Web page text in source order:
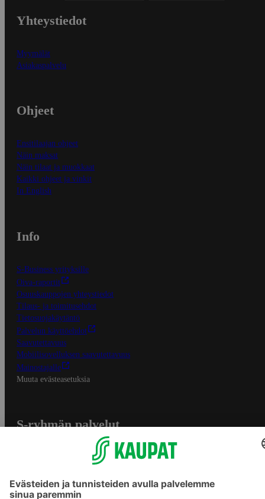
Yhteystiedot
Myymälät
Asiakaspalvelu
Ohjeet
Ensitilaajan ohjeet
Näin maksat
Näin tilaat ja muokkaat
Kaikki ohjeet ja vinkit
In English
Info
S-Business yrityksille
Oiva-raportit
Osuuskauppojen yhteystiedot
Tilaus- ja toimitusehdot
Tietosuojakäytäntö
Palvelun käyttöehdot
Saavutettavuus
Mobiilisovelluksen saavutettavuus
Mainostajalle
Muuta evästeasetuksia
S-ryhmän palvelut
Yhteishyvä Ruoka -sovellus